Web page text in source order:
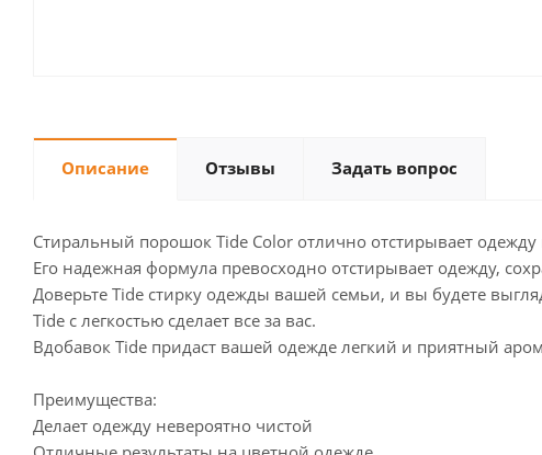
Описание Отзывы Задать вопрос
Стиральный порошок Tide Color отлично отстирывает одежду
Его надежная формула превосходно отстирывает одежду,
Доверьте Tide стирку одежды вашей семьи, и вы будете
Tide с легкостью сделает все за вас.
Вдобавок Tide придаст вашей одежде легкий и приятный
Преимущества:
Делает одежду невероятно чистой